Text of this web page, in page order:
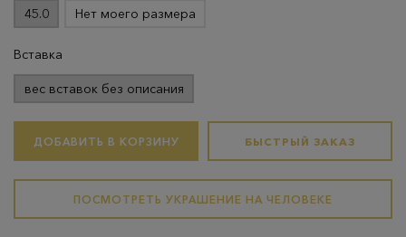
45.0 Нет моего размера
Вставка
вес вставок без описания
ДОБАВИТЬ В КОРЗИНУ БЫСТРЫЙ ЗАКАЗ
ПОСМОТРЕТЬ УКРАШЕНИЕ НА ЧЕЛОВЕКЕ